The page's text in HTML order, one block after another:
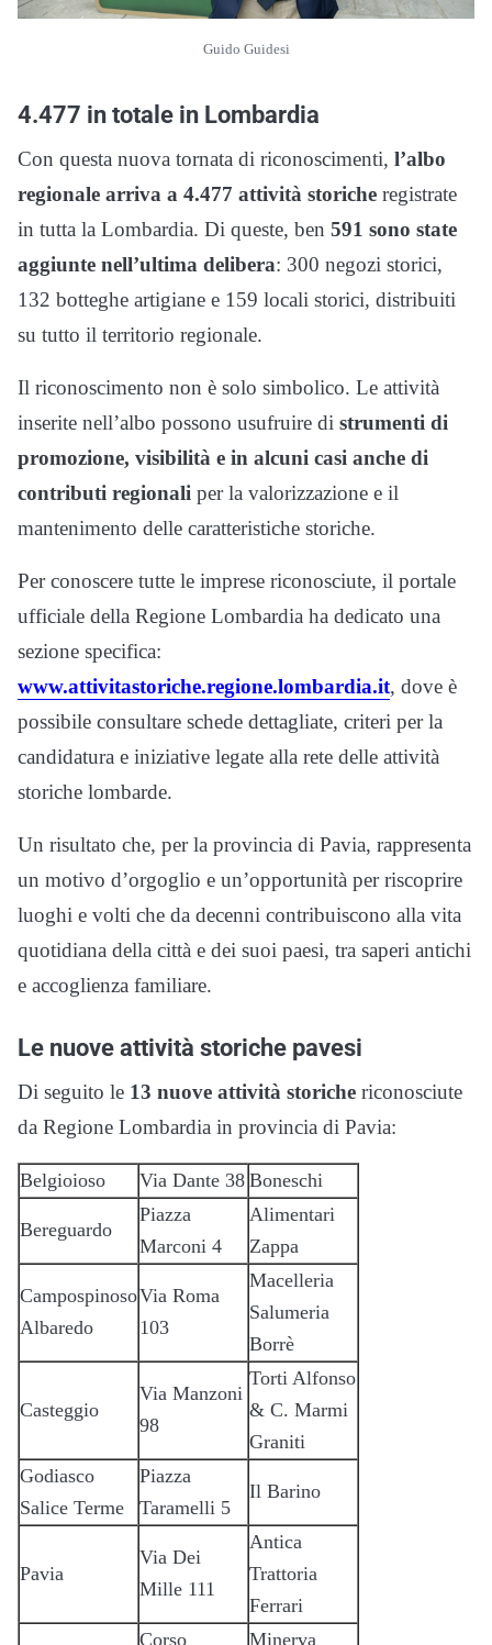
Guido Guidesi
4.477 in totale in Lombardia
Con questa nuova tornata di riconoscimenti, l’albo
regionale arriva a 4.477 attività storiche registrate
in tutta la Lombardia. Di queste, ben 591 sono state
aggiunte nell’ultima delibera: 300 negozi storici,
132 botteghe artigiane e 159 locali storici, distribuiti
su tutto il territorio regionale.
Il riconoscimento non è solo simbolico. Le attività
inserite nell’albo possono usufruire di strumenti di
promozione, visibilità e in alcuni casi anche di
contributi regionali per la valorizzazione e il
mantenimento delle caratteristiche storiche.
Per conoscere tutte le imprese riconosciute, il portale
ufficiale della Regione Lombardia ha dedicato una
sezione specifica:
www.attivitastoriche.regione.lombardia.it, dove è
possibile consultare schede dettagliate, criteri per la
candidatura e iniziative legate alla rete delle attività
storiche lombarde.
Un risultato che, per la provincia di Pavia, rappresenta
un motivo d’orgoglio e un’opportunità per riscoprire
luoghi e volti che da decenni contribuiscono alla vita
quotidiana della città e dei suoi paesi, tra saperi antichi
e accoglienza familiare.
Le nuove attività storiche pavesi
Di seguito le 13 nuove attività storiche riconosciute
da Regione Lombardia in provincia di Pavia:
Belgioioso Via Dante 38 Boneschi
Bereguardo
Piazza
Marconi 4
Alimentari
Zappa
Campospinoso
Albaredo
Via Roma
103
Macelleria
Salumeria
Borrè
Casteggio
Via Manzoni
98
Torti Alfonso
& C. Marmi
Graniti
Godiasco
Salice Terme
Piazza
Taramelli 5
Il Barino
Pavia
Via Dei
Mille 111
Antica
Trattoria
Ferrari
Corso Minerva